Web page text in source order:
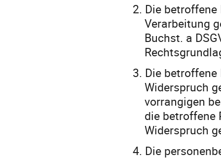
2. Die
Verarbeitung
Buchst. a
3. Die betroffene
Widerspruch
vorrangigen
die betroffene
Widerspruch
4. Die